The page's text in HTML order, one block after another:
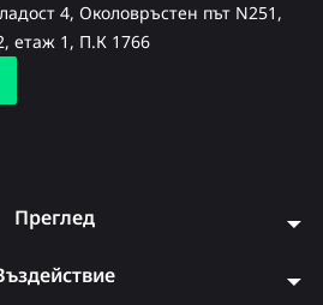
4, Околовръстен път N251,
етаж 1, П.К 1766
Преглед